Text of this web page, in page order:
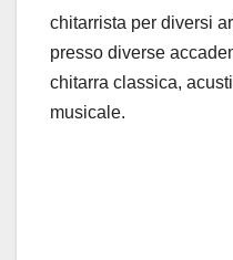
chitarrista per diversi
presso diverse
chitarra classica,
musicale.